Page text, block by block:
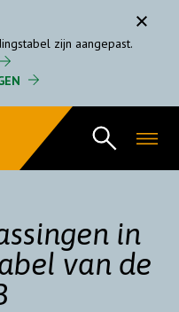
zijn aangepast.
in
van de